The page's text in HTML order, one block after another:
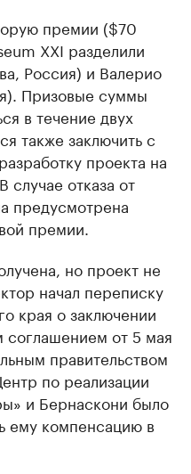
премии ($70
XXI разделили
Россия) и Валерио
Призовые суммы
в течение двух
также заключить с
проекта на
случае отказа от
предусмотрена
премии.
но проект не
начал переписку
края о заключении
соглашением от 5 мая
правительством
по реализации
и Бернаскони было
ему компенсацию в